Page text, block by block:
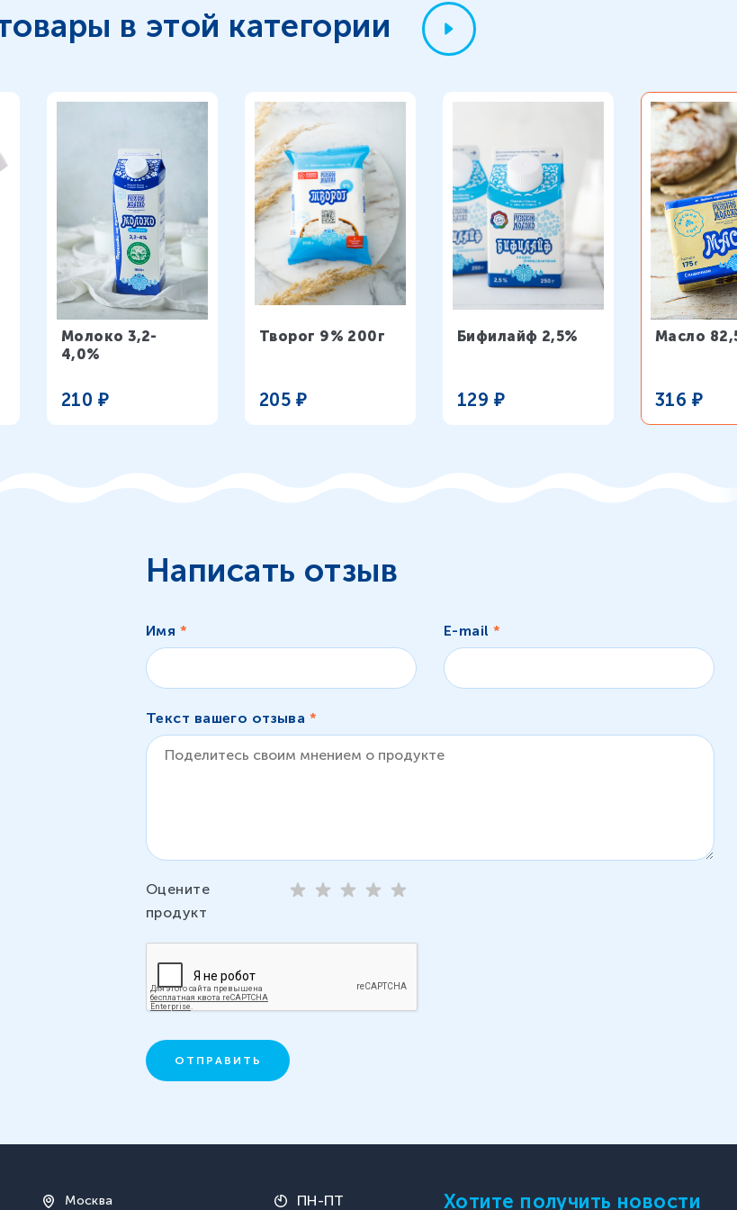
случае!
в этой категории
Молоко 3,2-
4,0%
210 ₽
Творог 9% 200г
205 ₽
Бифилайф 2,5%
129 ₽
Масло
316 ₽
Написать отзыв
Имя * E-mail*
Текст вашего отзыва *
Оцените
продукт
ОТПРАВИТЬ
Москва ПН-ПТ Хотите получить новости